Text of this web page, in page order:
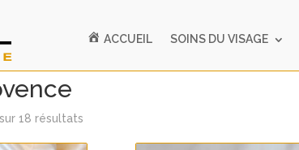
ACCUEIL SOINS DU VISAGE
18 résultats